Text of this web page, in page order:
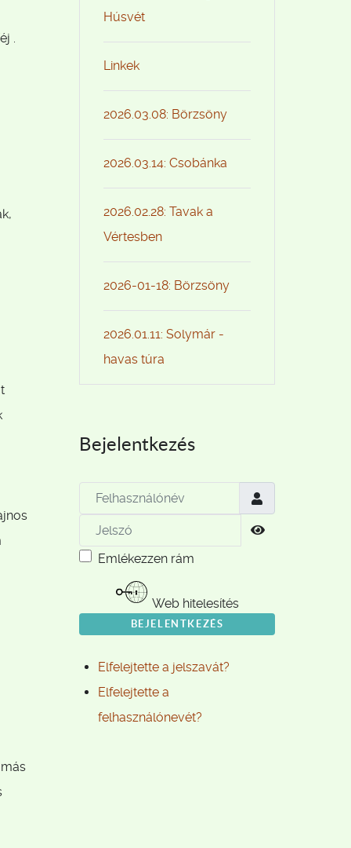
.
Húsvét
Linkek
2026.03.08: Börzsöny
2026.03.14: Csobánka
2026.02.28: Tavak a
Vértesben
2026-01-18: Börzsöny
2026.01.11: Solymár -
havas túra
Bejelentkezés
Felhasználónév
Jelszó
Emlékezzen rám
Web hitelesítés
BEJELENTKEZÉS
Elfelejtette a jelszavát?
Elfelejtette a
felhasználónevét?